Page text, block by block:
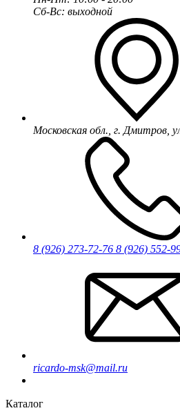
Сб-Вс: выходной
Московская обл., г. Дмитров,
8 (926) 273-72-76 8 (926) 552-
ricardo-msk@mail.ru
Каталог